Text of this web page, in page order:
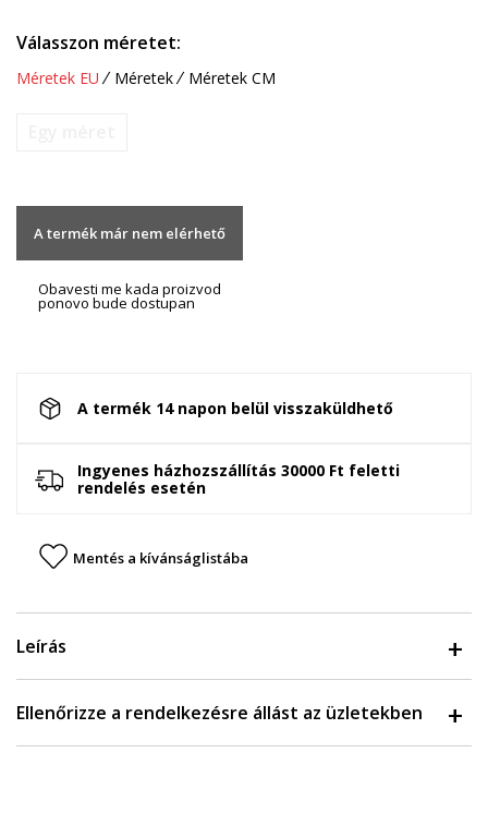
Válasszon méretet:
Méretek EU Méretek Méretek CM
A termék már nem elérhető
Obavesti me kada proizvod
ponovo bude dostupan
A termék 14 napon belül visszaküldhető
Ingyenes házhozszállítás 30000 Ft feletti
rendelés esetén
Mentés a kívánságlistába
Leírás
Ellenőrizze a rendelkezésre állást az üzletekben